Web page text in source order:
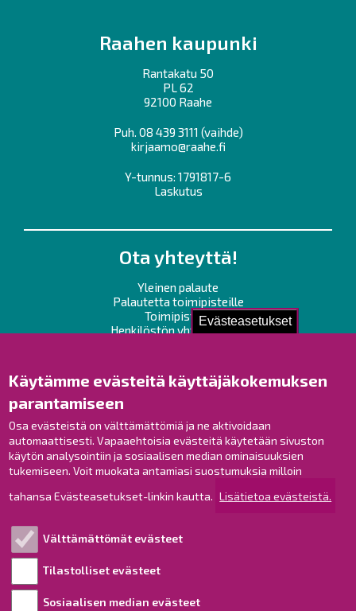
Evästeasetukset
Käytämme evästeitä käyttäjäkokemuksen
parantamiseen
Osa evästeistä on välttämättömiä ja ne aktivoidaan
automaattisesti. Vapaaehtoisia evästeitä käytetään sivuston
käytön analysointiin ja sosiaalisen median ominaisuuksien
tukemiseen. Voit muokata antamiasi suostumuksia milloin
tahansa Evästeasetukset-linkin kautta. Lisätietoa evästeistä.
Välttämättömät evästeet
Tilastolliset evästeet
Sosiaalisen median evästeet
Raahen kaupunki
Rantakatu 50
PL 62
92100 Raahe
Puh. 08 439 3111 (vaihde)
kirjaamo@raahe.fi
Y-tunnus: 1791817-6
Laskutus
Ota yhteyttä!
Yleinen palaute
Palautetta toimipisteille
Toimipisteet
Henkilöstön yhteystiedot
Raahe Facebookissa
Raahe Instagramissa
Raahe LinkedInissä
Raahe YouTubessa
Esityslistat ja pöytäkirjat
Viranhaltijapäätökset